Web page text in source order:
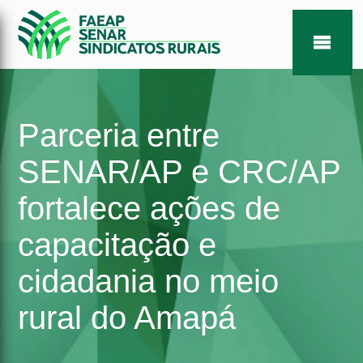
Parceria entre
SENAR/AP e CRC/AP
fortalece ações de
capacitação e
cidadania no meio
rural do Amapá